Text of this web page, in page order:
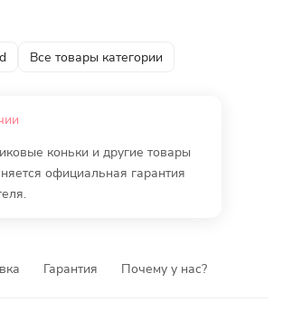
Все товары категории
коньки и другие товары
официальная гарантия
Гарантия Почему у нас?